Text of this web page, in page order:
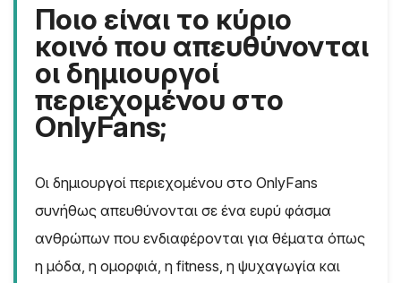
Ποιο είναι το κύριο
κοινό που απευθύνονται
οι δημιουργοί
περιεχομένου στο
OnlyFans;
Οι δημιουργοί περιεχομένου στο OnlyFans
συνήθως απευθύνονται σε ένα ευρύ φάσμα
ανθρώπων που ενδιαφέρονται για θέματα όπως
η μόδα, η ομορφιά, η fitness, η ψυχαγωγία και